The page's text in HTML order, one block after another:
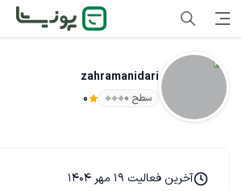
zahramanidari
سطح ۰ 0
آخرین فعالیت 19 مهر 1404